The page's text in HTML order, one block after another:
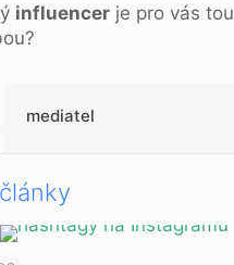
influencerje pro vás tou
mediatel